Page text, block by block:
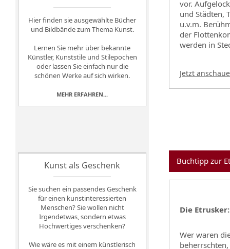
vor.
und Städten,
u.v.m.
der
werden in
Jetzt
Buchtipp zur
Die
Wer waren
Hier finden sie ausgewählte Bücher
und Bildbände zum Thema Kunst.
Lernen Sie mehr über bekannte
Künstler, Kunststile und Stilepochen
oder lassen Sie einfach nur die
schönen Werke auf sich wirken.
MEHR ERFAHREN...
Kunst als Geschenk
Sie suchen ein passendes Geschenk
für einen kunstinteressierten
Menschen? Sie wollen nicht
Irgendetwas, sondern etwas
Hochwertiges verschenken?
Wie wäre es mit einem künstlerisch